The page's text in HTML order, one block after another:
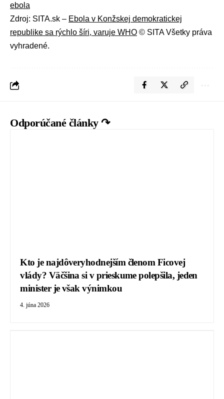
ebola
Zdroj: SITA.sk – Ebola v Konžskej demokratickej
republike sa rýchlo šíri, varuje WHO © SITA Všetky práva
vyhradené.
Odporúčané články ↷
Kto je najdôveryhodnejším členom Ficovej
vlády? Väčšina si v prieskume polepšila, jeden
minister je však výnimkou
4. júna 2026